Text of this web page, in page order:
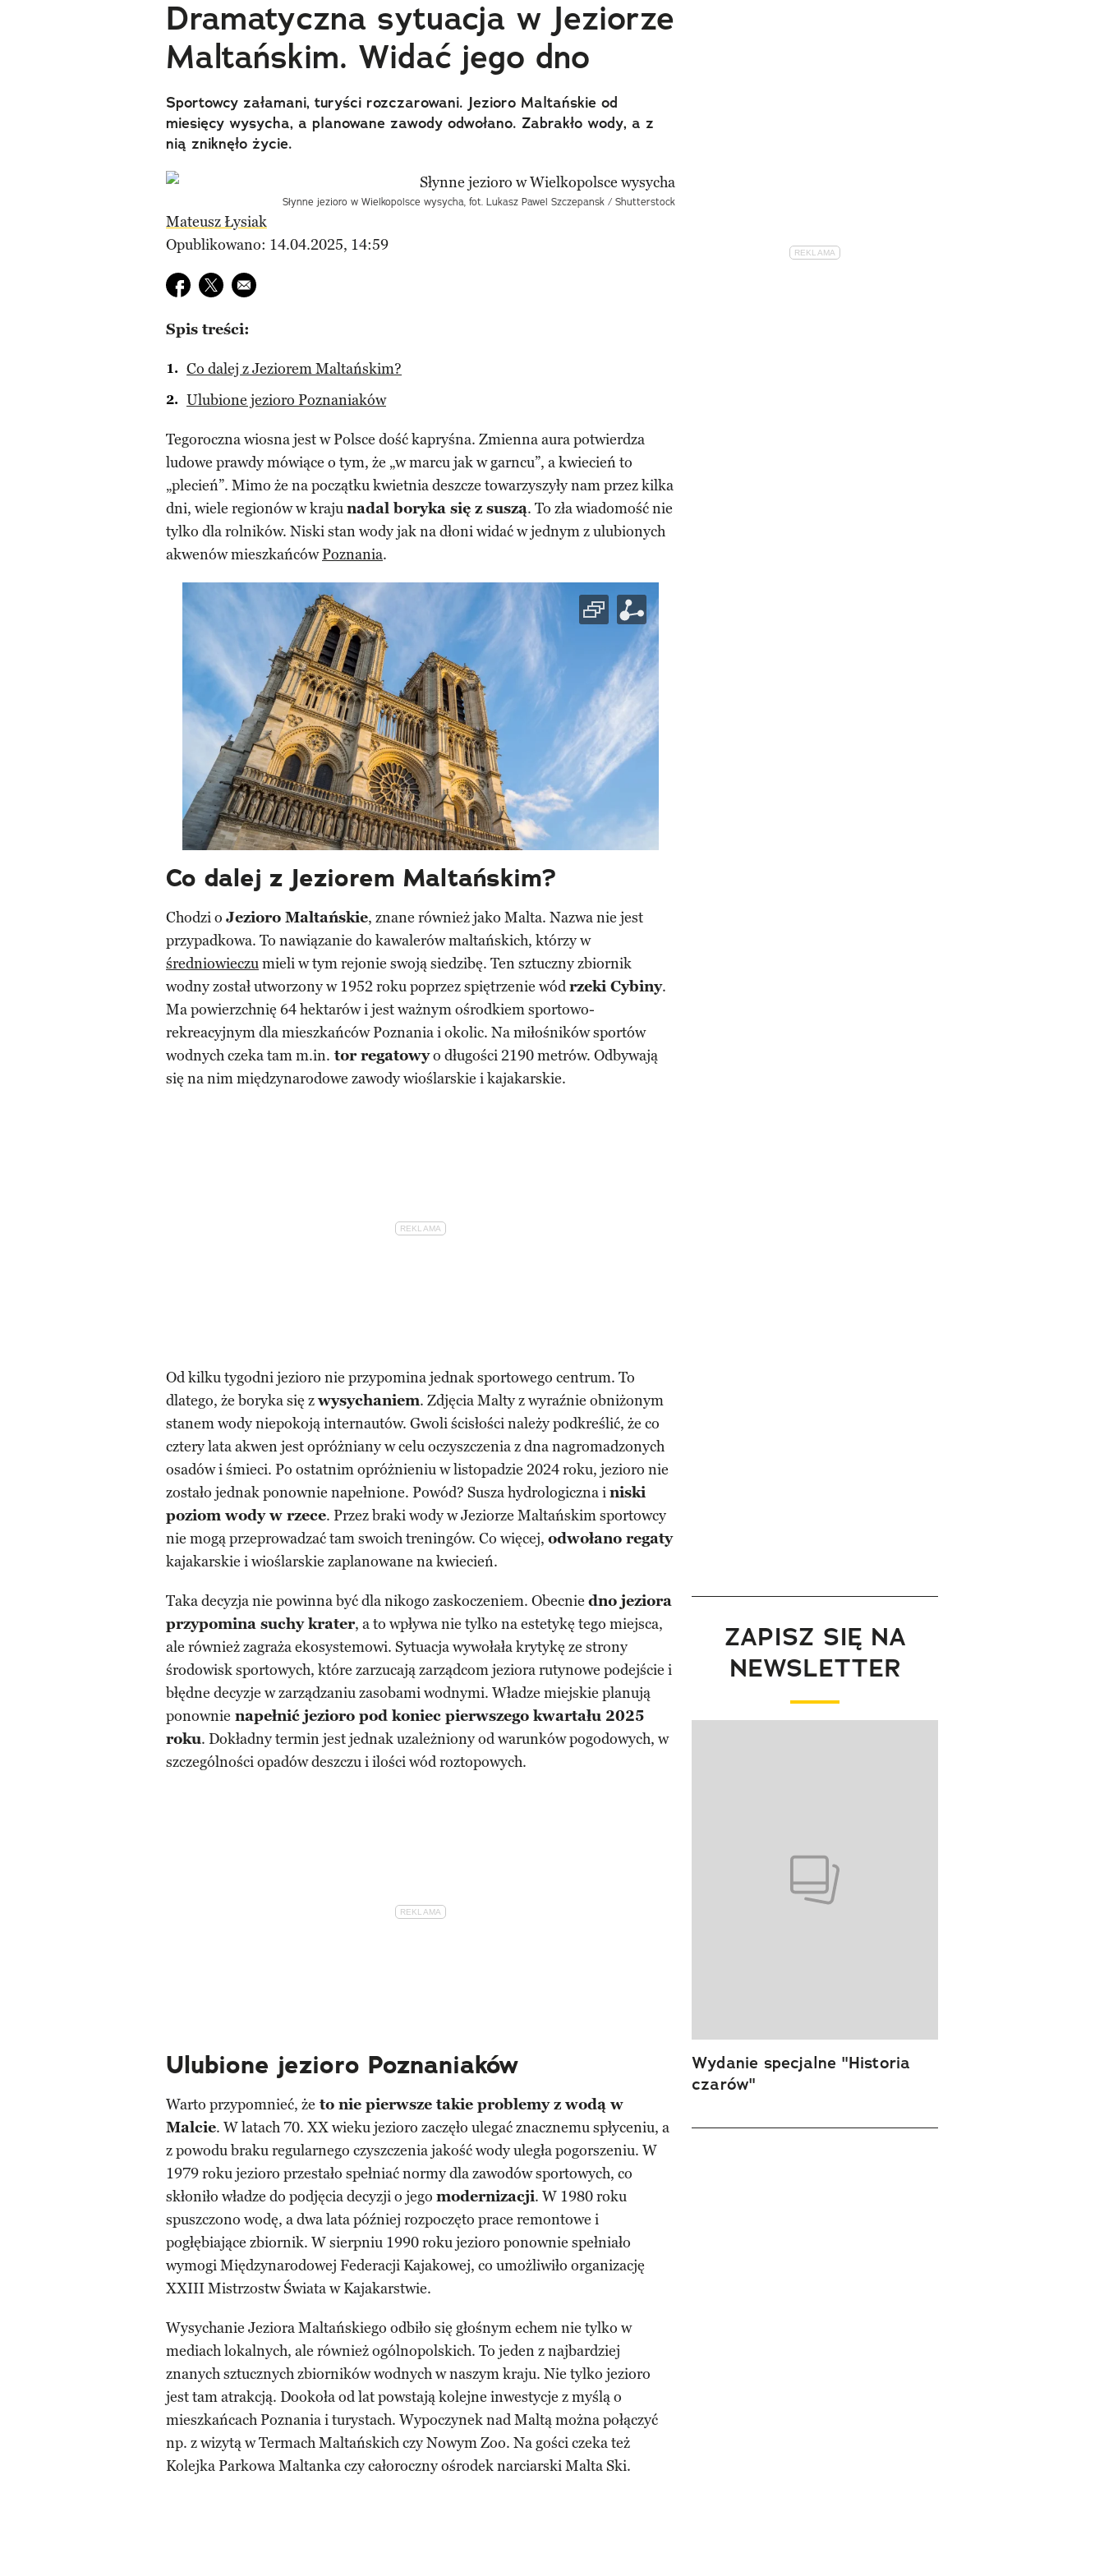
Dramatyczna sytuacja w Jeziorze
Maltańskim. Widać jego dno
Sportowcy załamani, turyści rozczarowani. Jezioro Maltańskie od
miesięcy wysycha, a planowane zawody odwołano. Zabrakło wody, a z
nią zniknęło życie.
Słynne jezioro w Wielkopolsce wysycha, fot. Lukasz Pawel Szczepansk / Shutterstock
Mateusz Łysiak
Opublikowano: 14.04.2025, 14:59
Udostępnij na facebook
Udostępnij na twitter
E-mail do przyjaciela
Spis treści:
Co dalej z Jeziorem Maltańskim?
Ulubione jezioro Poznaniaków
Tegoroczna wiosna jest w Polsce dość kapryśna. Zmienna aura potwierdza
ludowe prawdy mówiące o tym, że „w marcu jak w garncu”, a kwiecień to
„plecień”. Mimo że na początku kwietnia deszcze towarzyszyły nam przez kilka
dni, wiele regionów w krajunadal boryka się z suszą. To zła wiadomość nie
tylko dla rolników. Niski stan wody jak na dłoni widać w jednym z ulubionych
akwenów mieszkańcówPoznania.
Co dalej z Jeziorem Maltańskim?
Chodzi o Jezioro Maltańskie, znane również jako Malta. Nazwa nie jest
przypadkowa. To nawiązanie do kawalerów maltańskich, którzy w
średniowieczumieli w tym rejonie swoją siedzibę. Ten sztuczny zbiornik
wodny został utworzony w 1952 roku poprzez spiętrzenie wódrzeki Cybiny.
Ma powierzchnię 64 hektarów i jest ważnym ośrodkiem sportowo-
rekreacyjnym dla mieszkańców Poznania i okolic. Na miłośników sportów
wodnych czeka tam m.in. tor regatowyo długości 2190 metrów. Odbywają
się na nim międzynarodowe zawody wioślarskie i kajakarskie.
Od kilku tygodni jezioro nie przypomina jednak sportowego centrum. To
dlatego, że boryka się zwysychaniem. Zdjęcia Malty z wyraźnie obniżonym
stanem wody niepokoją internautów. Gwoli ścisłości należy podkreślić, że co
cztery lata akwen jest opróżniany w celu oczyszczenia z dna nagromadzonych
osadów i śmieci. Po ostatnim opróżnieniu w listopadzie 2024 roku, jezioro nie
zostało jednak ponownie napełnione. Powód? Susza hydrologiczna iniski
poziom wody w rzece. Przez braki wody w Jeziorze Maltańskim sportowcy
nie mogą przeprowadzać tam swoich treningów. Co więcej, odwołano regaty
kajakarskie i wioślarskie zaplanowane na kwiecień.
Taka decyzja nie powinna być dla nikogo zaskoczeniem. Obecnie dno jeziora
przypomina suchy krater, a to wpływa nie tylko na estetykę tego miejsca,
ale również zagraża ekosystemowi. Sytuacja wywołała krytykę ze strony
środowisk sportowych, które zarzucają zarządcom jeziora rutynowe podejście i
błędne decyzje w zarządzaniu zasobami wodnymi. Władze miejskie planują
ponownie napełnić jezioro pod koniec pierwszego kwartału 2025
roku. Dokładny termin jest jednak uzależniony od warunków pogodowych, w
szczególności opadów deszczu i ilości wód roztopowych.
Ulubione jezioro Poznaniaków
Warto przypomnieć, że to nie pierwsze takie problemy z wodą w
Malcie. W latach 70. XX wieku jezioro zaczęło ulegać znacznemu spłyceniu, a
z powodu braku regularnego czyszczenia jakość wody uległa pogorszeniu. W
1979 roku jezioro przestało spełniać normy dla zawodów sportowych, co
skłoniło władze do podjęcia decyzji o jego modernizacji. W 1980 roku
spuszczono wodę, a dwa lata później rozpoczęto prace remontowe i
pogłębiające zbiornik. W sierpniu 1990 roku jezioro ponownie spełniało
wymogi Międzynarodowej Federacji Kajakowej, co umożliwiło organizację
XXIII Mistrzostw Świata w Kajakarstwie.
Wysychanie Jeziora Maltańskiego odbiło się głośnym echem nie tylko w
mediach lokalnych, ale również ogólnopolskich. To jeden z najbardziej
znanych sztucznych zbiorników wodnych w naszym kraju. Nie tylko jezioro
jest tam atrakcją. Dookoła od lat powstają kolejne inwestycje z myślą o
mieszkańcach Poznania i turystach. Wypoczynek nad Maltą można połączyć
np. z wizytą w Termach Maltańskich czy Nowym Zoo. Na gości czeka też
Kolejka Parkowa Maltanka czy całoroczny ośrodek narciarski Malta Ski.
ZAPISZ SIĘ NA
NEWSLETTER
Wydanie specjalne "Historia
czarów"